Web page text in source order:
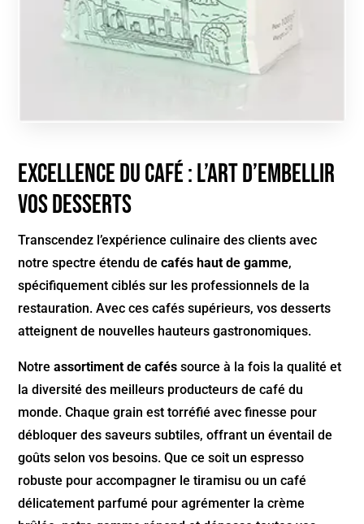
Excellence du Café : L’Art d’Embellir
vos Desserts
Transcendez l’expérience culinaire des clients avec
notre spectre étendu decafés haut de gamme,
spécifiquement ciblés sur les professionnels de la
restauration. Avec ces cafés supérieurs, vos desserts
atteignent de nouvelles hauteurs gastronomiques.
Notreassortiment de cafés source à la fois la qualité et
la diversité des meilleurs producteurs de café du
monde. Chaque grain est torréfié avec finesse pour
débloquer des saveurs subtiles, offrant un éventail de
goûts selon vos besoins. Que ce soit un espresso
robuste pour accompagner le tiramisu ou un café
délicatement parfumé pour agrémenter la crème